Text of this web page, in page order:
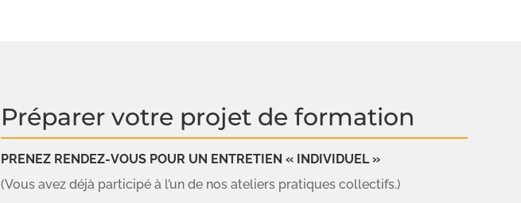
Préparer votre projet de formation
PRENEZ RENDEZ-VOUS POUR UN ENTRETIEN « INDIVIDUEL »
(Vous avez déjà participé à l’un de nos ateliers pratiques collectifs.)